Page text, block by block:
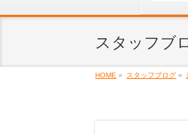
スタッフブ
HOME » スタッフブログ »